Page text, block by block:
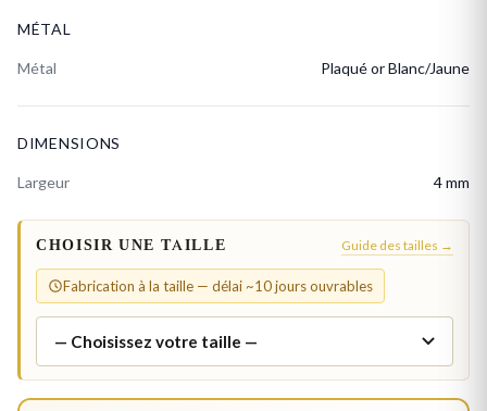
MÉTAL
Métal Plaqué or Blanc/Jaune
DIMENSIONS
Largeur 4 mm
CHOISIR UNE TAILLE Guide des tailles →
Fabrication à la taille — délai ~10 jours ouvrables